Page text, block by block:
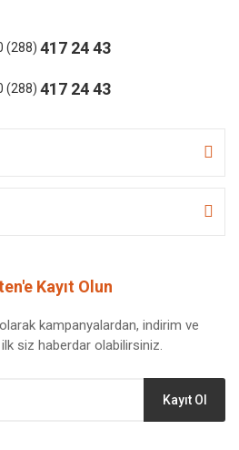
(288) 417 24 43
(288) 417 24 43
Kayıt Olun
kampanyalardan, indirim ve
siz haberdar olabilirsiniz.
Kayıt Ol